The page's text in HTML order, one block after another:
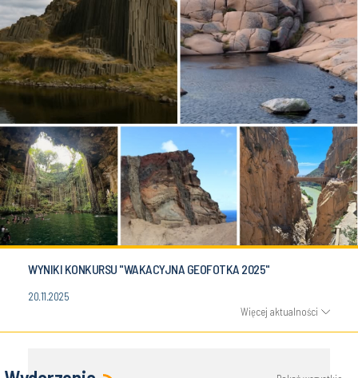
WYNIKI KONKURSU "WAKACYJNA GEOFOTKA 2025"
20.11.2025
Więcej aktualności